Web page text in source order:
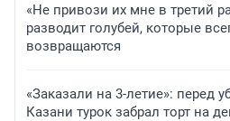
«Не привози их мне в третий
разводит голубей, которые
возвращаются
«Заказали на 3-летие»: перед
Казани турок забрал торт на